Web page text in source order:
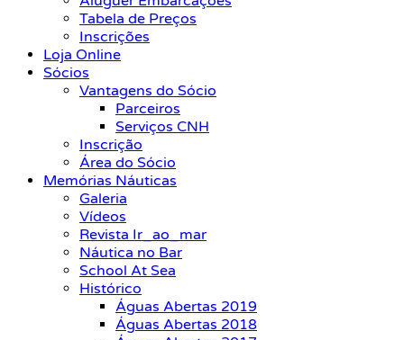
Tabela de Preços
Inscrições
Loja Online
Sócios
Vantagens do Sócio
Parceiros
Serviços CNH
Inscrição
Área do Sócio
Memórias Náuticas
Galeria
Vídeos
Revista Ir_ao_mar
Náutica no Bar
School At Sea
Histórico
Águas Abertas 2019
Águas Abertas 2018